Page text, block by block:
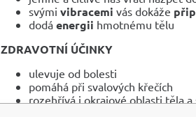
svými vibracemi vás dokáže
dodá energii hmotnému tělu
ZDRAVOTNÍ ÚČINKY
ulevuje od bolesti
pomáhá při svalových křečích
rozehřívá i okrajové oblasti těla